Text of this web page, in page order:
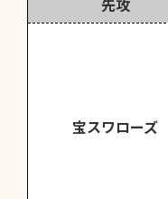
先攻
宝スワローズ